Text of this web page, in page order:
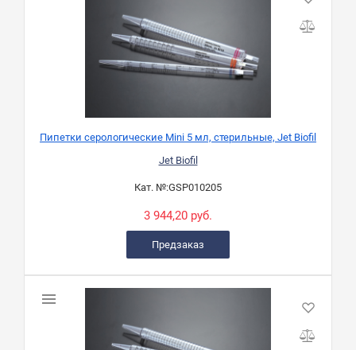
Пипетки серологические Mini 5 мл, стерильные, Jet Biofil
Jet Biofil
Кат. №:GSP010205
3 944,20 руб.
Предзаказ